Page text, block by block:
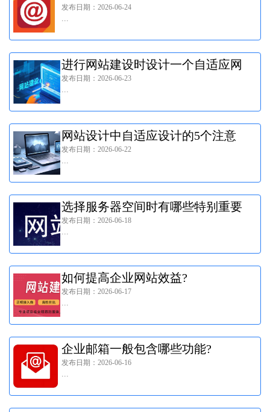
发布日期：2026-06-24
进行网站建设时设计一个自适应网
站该如何做呢?
发布日期：2026-06-23
网站设计中自适应设计的5个注意
事项有哪些?
发布日期：2026-06-22
选择服务器空间时有哪些特别重要
的问题要知道?
发布日期：2026-06-18
如何提高企业网站效益?
发布日期：2026-06-17
企业邮箱一般包含哪些功能?
发布日期：2026-06-16